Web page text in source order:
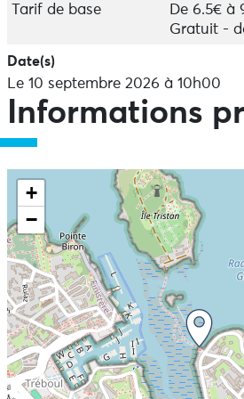
Tarif de base
De 6.5€ à
Gratuit -
Date(s)
Le 10 septembre 2026 à 10h00
Informations
+
−